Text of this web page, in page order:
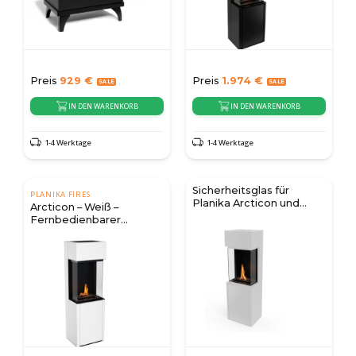
Preis 929 €
IN DEN WARENKORB
1-4 Werktage
Preis 1.974 €
IN DEN WARENKORB
1-4 Werktage
PLANIKA FIRES
Arcticon – Weiß –
Fernbedienbarer
Sicherheitsglas für
Planika Arcticon und